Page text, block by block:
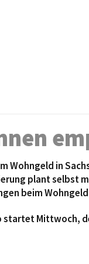
Wohngeld in
plant selbst
beim Wohngeld
startet Mittwoch,